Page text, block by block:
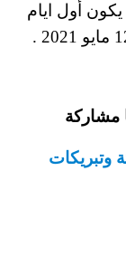
م، على أن يكون أول ايام
.
مشاركة
التهنئة وتبريكات